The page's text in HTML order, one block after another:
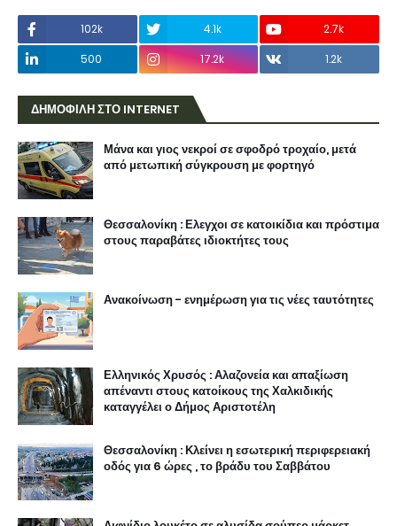
102k 4.1k
2.7k
500
17.2k 1.2k
ΔΗΜΟΦΙΛΗ ΣΤΟ INTERNET
Μάνα και γιος νεκροί σε σφοδρό τροχαίο, μετά
από μετωπική σύγκρουση με φορτηγό
Θεσσαλονίκη : Ελεγχοι σε κατοικίδια και πρόστιμα
στους παραβάτες ιδιοκτήτες τους
Ανακοίνωση - ενημέρωση για τις νέες ταυτότητες
Ελληνικός Χρυσός : Αλαζονεία και απαξίωση
απέναντι στους κατοίκους της Χαλκιδικής
καταγγέλει ο Δήμος Αριστοτέλη
Θεσσαλονίκη : Κλείνει η εσωτερική περιφερειακή
οδός για 6 ώρες , το βράδυ του Σαββάτου